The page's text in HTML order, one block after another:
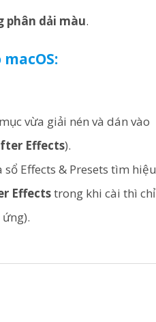
phân dải màu.
vừa giải nén và dán vào
Effects).
Effects & Presets tìm hiệu
Effectstrong khi cài thì chỉ